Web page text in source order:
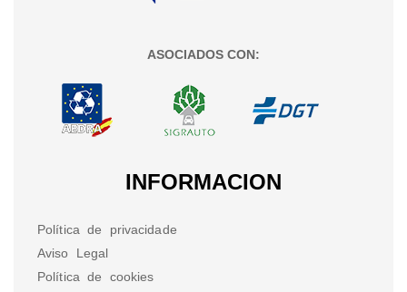
ASOCIADOS CON:
INFORMACION
Política de privacidade
Aviso Legal
Política de cookies